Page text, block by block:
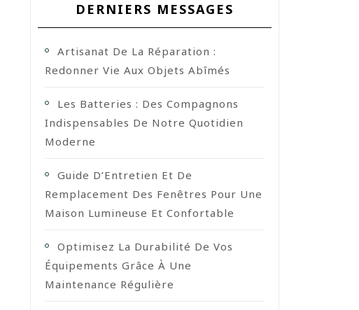
DERNIERS MESSAGES
Artisanat De La Réparation :
Redonner Vie Aux Objets Abîmés
Les Batteries : Des Compagnons
Indispensables De Notre Quotidien
Moderne
Guide D’Entretien Et De
Remplacement Des Fenêtres Pour Une
Maison Lumineuse Et Confortable
Optimisez La Durabilité De Vos
Équipements Grâce À Une
Maintenance Régulière